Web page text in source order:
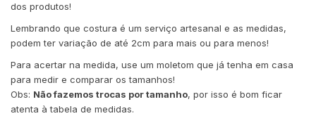
dos produtos!
Lembrando que costura é um serviço artesanal e as medidas,
podem ter variação de até 2cm para mais ou para menos!
Para acertar na medida, use um moletom que já tenha em casa
para medir e comparar os tamanhos!
Obs: Não fazemos trocas por tamanho, por isso é bom ficar
atenta à tabela de medidas.